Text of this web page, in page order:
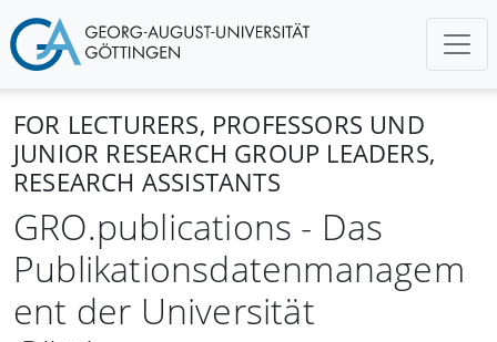
FOR LECTURERS, PROFESSORS UND
JUNIOR RESEARCH GROUP LEADERS,
RESEARCH ASSISTANTS
GRO.publications - Das
Publikationsdatenmanagem
ent der Universität